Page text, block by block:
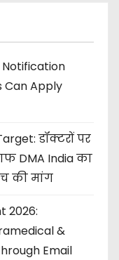
Notification
Can Apply
डॉक्टरों पर
DMA India का
की मांग
2026:
&
Email